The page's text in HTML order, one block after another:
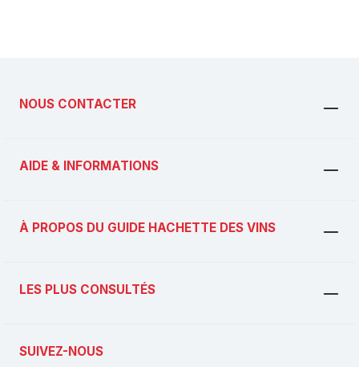
NOUS CONTACTER
AIDE & INFORMATIONS
À PROPOS DU GUIDE HACHETTE DES VINS
LES PLUS CONSULTÉS
SUIVEZ-NOUS